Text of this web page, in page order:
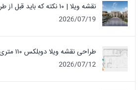
نقشه ویلا | ۱۰ نکته که باید قبل از طراحی ویلا بدانید!
2026/07/19
طراحی نقشه ویلا دوبلکس ۱۱۰ متری دلباز + شاه‌نشین
2026/07/12